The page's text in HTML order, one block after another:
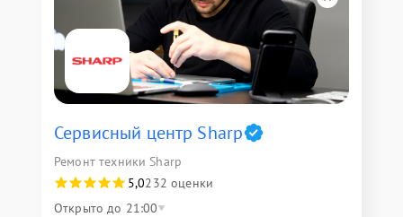
Сервисный центр Sharp
Ремонт техники Sharp
5,0232 оценки
Открыто до 21:00